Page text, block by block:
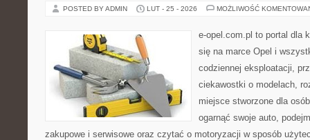
POSTED BY ADMIN LUT - 25 - 2026 MOŻLIWOŚĆ
e-opel.com.pl to portal dla
się na marce Opel i
codziennej eksploatacji,
ciekawostki o modelach,
miejsce stworzone dla
ogarnąć swoje auto,
zakupowe i serwisowe oraz czytać o motoryzacji w sposób